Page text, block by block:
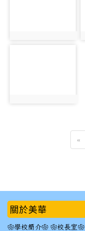
«
::: 關於美華
❀學校簡介❀ ❀校長室❀